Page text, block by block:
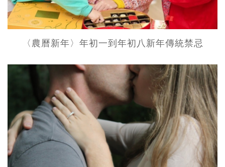
〈農曆新年〉年初一到年初八新年傳統禁忌